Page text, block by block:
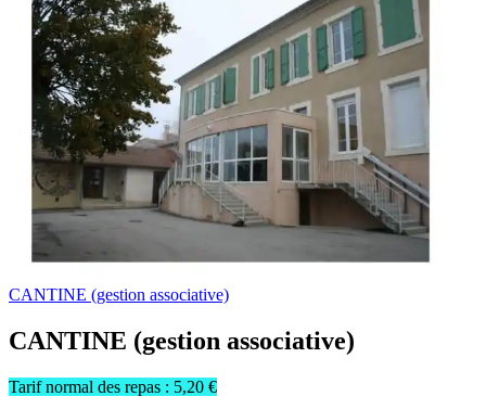
CANTINE (gestion associative)
CANTINE (gestion associative)
Tarif normal des repas : 5,20 €